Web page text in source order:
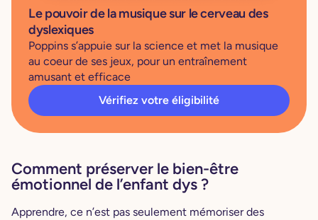
Le pouvoir de la musique sur le cerveau des
dyslexiques
Poppins s’appuie sur la science et met la musique
au coeur de ses jeux, pour un entraînement
amusant et efficace
Vérifiez votre éligibilité
Comment préserver le bien-être
émotionnel de l’enfant dys ?
Apprendre, ce n’est pas seulement mémoriser des